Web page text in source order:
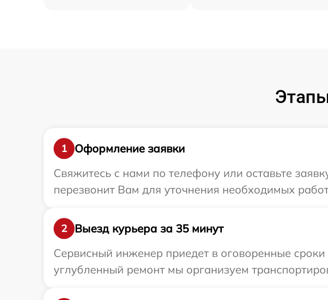
1
Оформление заявки
Свяжитесь с нами по телефону или оставьте
перезвонит Вам для уточнения необходимых
2
Выезд курьера за 35 минут
Сервисный инженер приедет в оговоренные
углубленный ремонт мы организуем